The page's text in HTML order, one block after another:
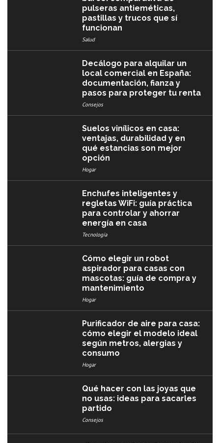
pulseras antieméticas,
pastillas y trucos que sí
funcionan
Salud
Decálogo para alquilar un
local comercial en España:
documentación, fianza y
pasos para proteger tu renta
Consejos
Suelos vinílicos en casa:
ventajas, durabilidad y en
qué estancias son mejor
opción
Hogar
Enchufes inteligentes y
regletas WiFi: guía práctica
para controlar y ahorrar
energía en casa
Tecnología
Cómo elegir un robot
aspirador para casas con
mascotas: guía de compra y
mantenimiento
Hogar
Purificador de aire para casa:
cómo elegir el modelo ideal
según metros, alergias y
consumo
Hogar
Qué hacer con las joyas que
no usas: ideas para sacarles
partido
Consejos